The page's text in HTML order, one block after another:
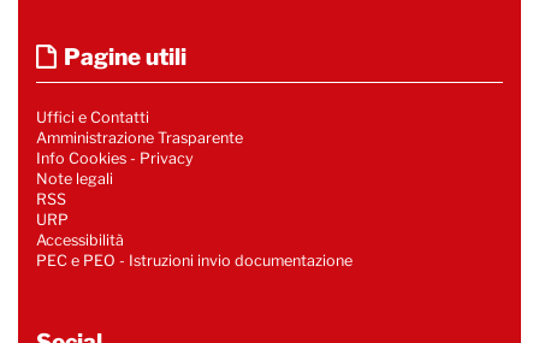
Pagine utili
Uffici e Contatti
Amministrazione Trasparente
Info Cookies - Privacy
Note legali
RSS
URP
Accessibilità
PEC e PEO - Istruzioni invio documentazione